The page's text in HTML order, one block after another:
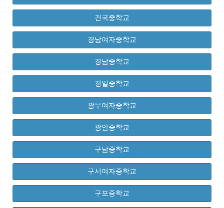
건국중학교
경남여자중학교
경남중학교
경일중학교
광무여자중학교
광안중학교
구남중학교
구서여자중학교
구포중학교